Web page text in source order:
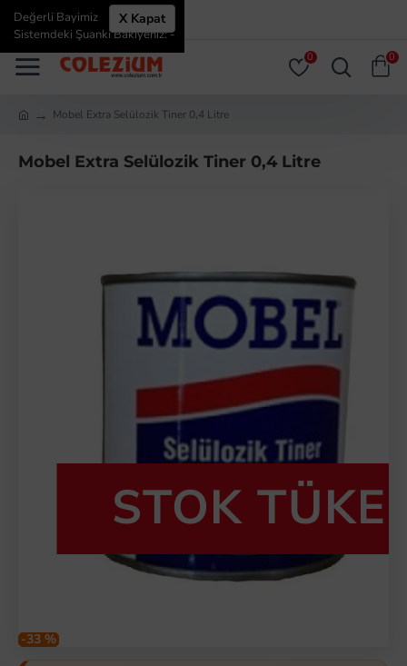
ÜYE GIRIŞI ÜYE OL
0 0
X Kapat
Değerli Bayimiz
Sistemdeki Şuanki Bakiyeniz: -
Mobel Extra Selülozik Tiner 0,4 Litre
Mobel Extra Selülozik Tiner 0,4 Litre
-33 %
STOK